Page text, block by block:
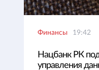
Финансы 19:42
Нацбанк РК
управления